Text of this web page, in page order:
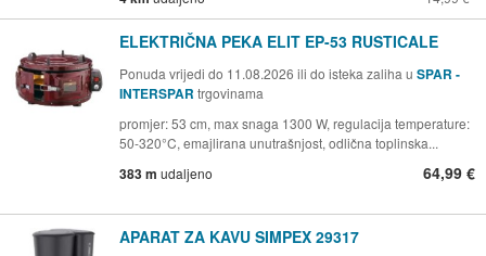
ELEKTRIČNA PEKA ELIT EP-53 RUSTICALE
Ponuda vrijedi do 11.08.2026 ili do isteka zaliha u SPAR -
INTERSPAR trgovinama
promjer: 53 cm, max snaga 1300 W, regulacija temperature:
50-320°C, emajlirana unutrašnjost, odlična toplinska...
383 m udaljeno 64,99 €
APARAT ZA KAVU SIMPEX 29317